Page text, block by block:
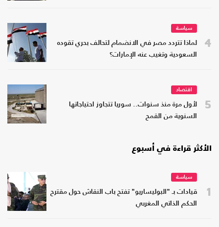
4
سياسة
لماذا تتردد مصر في الانضمام لتحالف بحري تقوده
السعودية وتغيب عنه الإمارات؟
5
اقتصاد
لأول مرة منذ سنوات.. سوريا تتجاوز احتياجاتها
السنوية من القمح
الأكثر قراءة في أسبوع
1
سياسة
قيادات بـ "البوليساريو" تفتح باب النقاش حول مقترح
الحكم الذاتي المغربي